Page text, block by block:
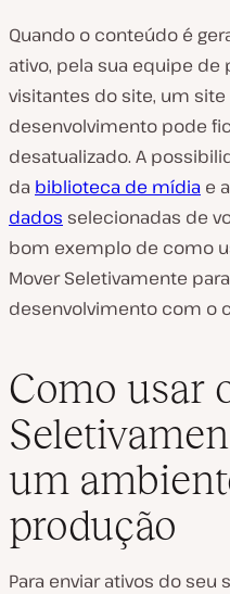
Quando o conteúdo é
ativo, pela sua equipe
visitantes do site, um
desenvolvimento pode
desatualizado. A
da biblioteca de mídia e
dados selecionadas de
bom exemplo de como
Mover Seletivamente
desenvolvimento com o
Como usar
um
produção
Para enviar ativos do